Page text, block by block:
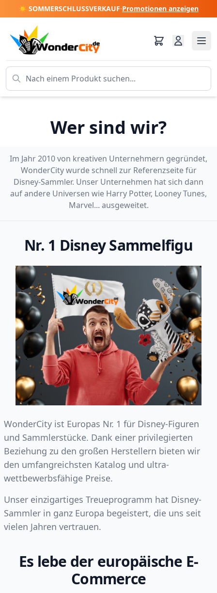
☀️ SOMMERSCHLUSSVERKAUF·Promotionen anzeigen
Wer sind wir?
Im Jahr 2010 von kreativen Unternehmern gegründet,
WonderCity wurde schnell zur Referenzseite für
Disney-Sammler. Unser Unternehmen hat sich dann
auf andere Universen wie Harry Potter, Looney Tunes,
Marvel... ausgeweitet.
Nr. 1 Disney Sammelfigu
WonderCity ist Europas Nr. 1 für Disney-Figuren
und Sammlerstücke. Dank einer privilegierten
Beziehung zu den großen Herstellern bieten wir
den umfangreichsten Katalog und ultra-
wettbewerbsfähige Preise.
Unser einzigartiges Treueprogramm hat Disney-
Sammler in ganz Europa begeistert, die uns seit
vielen Jahren vertrauen.
Es lebe der europäische E-
Commerce